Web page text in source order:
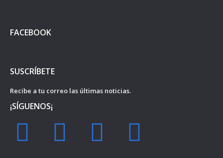
FACEBOOK
SUSCRÍBETE
Recibe a tu correo las últimas noticias.
¡SÍGUENOS¡
F
I
Y
T